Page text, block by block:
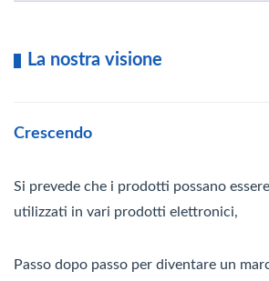
La nostra visione
Crescendo
Si prevede che i prodotti possano
utilizzati in vari prodotti elettronici,
Passo dopo passo per diventare un